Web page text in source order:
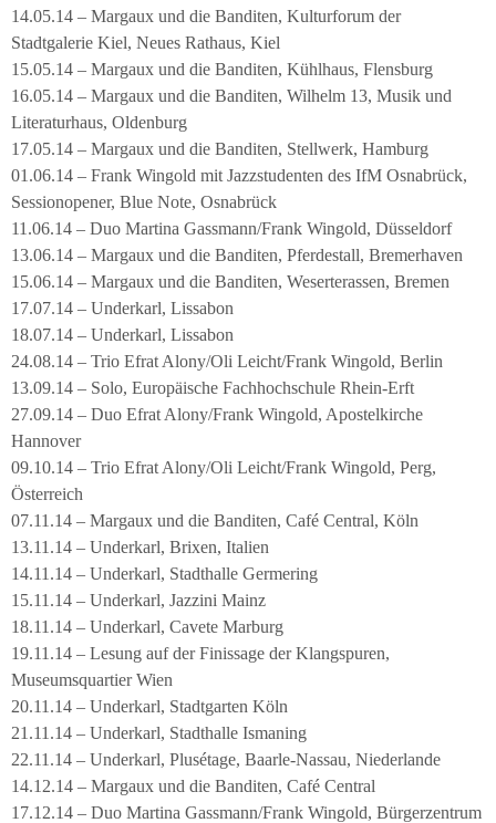
14.05.14 – Margaux und die Banditen, Kulturforum der
Stadtgalerie Kiel, Neues Rathaus, Kiel
15.05.14 – Margaux und die Banditen, Kühlhaus, Flensburg
16.05.14 – Margaux und die Banditen, Wilhelm 13, Musik und
Literaturhaus, Oldenburg
17.05.14 – Margaux und die Banditen, Stellwerk, Hamburg
01.06.14 – Frank Wingold mit Jazzstudenten des IfM Osnabrück,
Sessionopener, Blue Note, Osnabrück
11.06.14 – Duo Martina Gassmann/Frank Wingold, Düsseldorf
13.06.14 – Margaux und die Banditen, Pferdestall, Bremerhaven
15.06.14 – Margaux und die Banditen, Weserterassen, Bremen
17.07.14 – Underkarl, Lissabon
18.07.14 – Underkarl, Lissabon
24.08.14 – Trio Efrat Alony/Oli Leicht/Frank Wingold, Berlin
13.09.14 – Solo, Europäische Fachhochschule Rhein-Erft
27.09.14 – Duo Efrat Alony/Frank Wingold, Apostelkirche
Hannover
09.10.14 – Trio Efrat Alony/Oli Leicht/Frank Wingold, Perg,
Österreich
07.11.14 – Margaux und die Banditen, Café Central, Köln
13.11.14 – Underkarl, Brixen, Italien
14.11.14 – Underkarl, Stadthalle Germering
15.11.14 – Underkarl, Jazzini Mainz
18.11.14 – Underkarl, Cavete Marburg
19.11.14 – Lesung auf der Finissage der Klangspuren,
Museumsquartier Wien
20.11.14 – Underkarl, Stadtgarten Köln
21.11.14 – Underkarl, Stadthalle Ismaning
22.11.14 – Underkarl, Plusétage, Baarle-Nassau, Niederlande
14.12.14 – Margaux und die Banditen, Café Central
17.12.14 – Duo Martina Gassmann/Frank Wingold, Bürgerzentrum